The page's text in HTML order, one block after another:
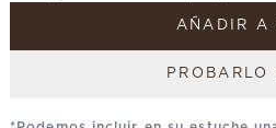
AÑADIR A